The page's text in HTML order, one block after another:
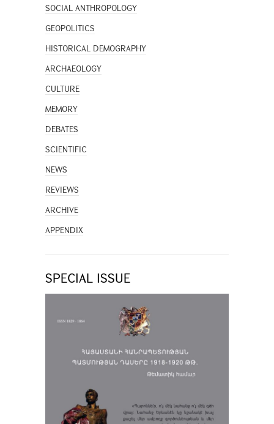
SOCIAL ANTHROPOLOGY
GEOPOLITICS
HISTORICAL DEMOGRAPHY
ARCHAEOLOGY
CULTURE
MEMORY
DEBATES
SCIENTIFIC
NEWS
REVIEWS
ARCHIVE
APPENDIX
SPECIAL ISSUE